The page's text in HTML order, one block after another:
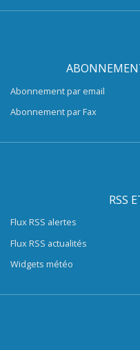
Abonnement par email
Abonnement par Fax
RSS
Flux RSS alertes
Flux RSS actualités
Widgets météo